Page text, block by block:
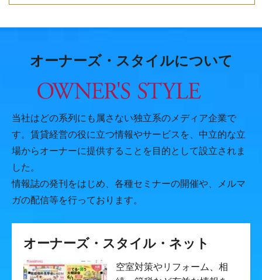
オーナーズ・スタイルについて
当社はどの系列にも属さない独立系のメディア企業で
す。賃貸経営の役に立つ情報やサービスを、中立的な立
場からオーナーに提供することを目的として設立されま
した。
情報誌の発刊をはじめ、各種セミナーの開催や、メルマ
ガの配信等を行っております。
オーナーズ・スタイル・ネット
空室対策やリフォーム、相